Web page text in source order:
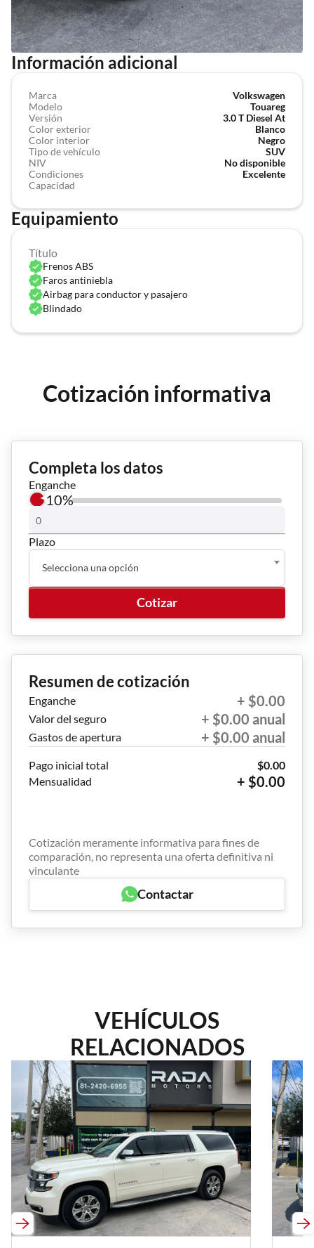
Información adicional
Marca
Volkswagen
Modelo
Touareg
Versión
3.0 T Diesel At
Color exterior
Blanco
Color interior
Negro
Tipo de vehículo
SUV
NIV
No disponible
Condiciones
Excelente
Capacidad
Equipamiento
Título
Frenos ABS
Faros antiniebla
Airbag para conductor y pasajero
Blindado
Cotización informativa
Completa los datos
Enganche
10%
Plazo
Selecciona una opción
Cotizar
Resumen de cotización
Enganche + $0.00
Valor del seguro + $0.00 anual
Gastos de apertura + $0.00 anual
Pago inicial total
$0.00
Mensualidad
+ $0.00
Cotización meramente informativa para fines de
comparación, no representa una oferta definitiva ni
vinculante
Contactar
VEHÍCULOS
RELACIONADOS